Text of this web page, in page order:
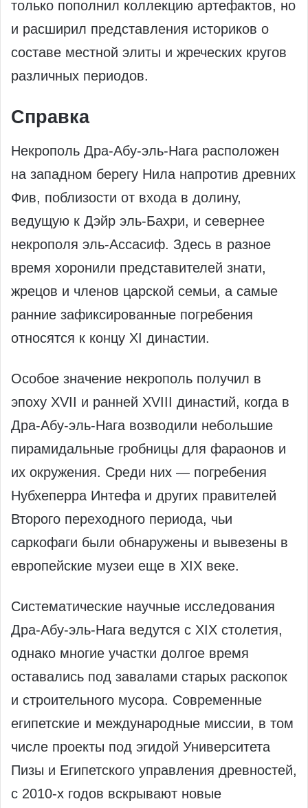
только пополнил коллекцию артефактов, но
и расширил представления историков о
составе местной элиты и жреческих кругов
различных периодов.
Справка
Некрополь Дра-Абу-эль-Нага расположен
на западном берегу Нила напротив древних
Фив, поблизости от входа в долину,
ведущую к Дэйр эль-Бахри, и севернее
некрополя эль-Ассасиф. Здесь в разное
время хоронили представителей знати,
жрецов и членов царской семьи, а самые
ранние зафиксированные погребения
относятся к концу XI династии.
Особое значение некрополь получил в
эпоху XVII и ранней XVIII династий, когда в
Дра-Абу-эль-Нага возводили небольшие
пирамидальные гробницы для фараонов и
их окружения. Среди них — погребения
Нубхеперра Интефа и других правителей
Второго переходного периода, чьи
саркофаги были обнаружены и вывезены в
европейские музеи еще в XIX веке.
Систематические научные исследования
Дра-Абу-эль-Нага ведутся с XIX столетия,
однако многие участки долгое время
оставались под завалами старых раскопок
и строительного мусора. Современные
египетские и международные миссии, в том
числе проекты под эгидой Университета
Пизы и Египетского управления древностей,
с 2010-х годов вскрывают новые